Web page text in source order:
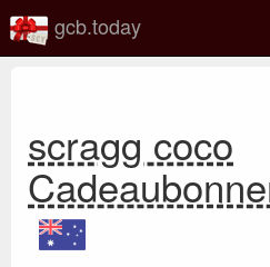
gcb.today
scragg coco